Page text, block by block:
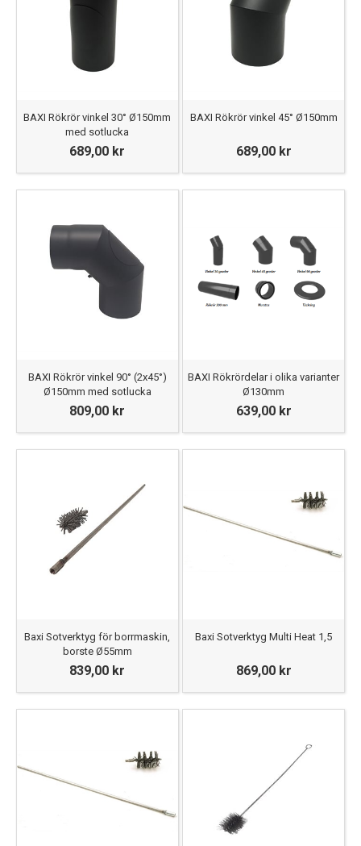
BAXI Rökrör vinkel 30° Ø150mm
med sotlucka
689,00 kr
BAXI Rökrör vinkel 45° Ø150mm
689,00 kr
BAXI Rökrör vinkel 90° (2x45°)
Ø150mm med sotlucka
809,00 kr
BAXI Rökrördelar i olika varianter
Ø130mm
639,00 kr
Baxi Sotverktyg för borrmaskin,
borste Ø55mm
839,00 kr
Baxi Sotverktyg Multi Heat 1,5
869,00 kr